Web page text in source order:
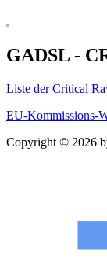
GADSL -
Liste der Critical
EU-Kommissions-
Copyright © 2026